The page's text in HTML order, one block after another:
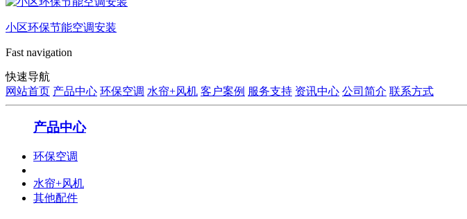
小区环保节能空调安装
Fast navigation
快速导航
网站首页 产品中心 环保空调 水帘+风机 客户案例 服务支持 资讯中心 公司简介 联系方式
产品中心
环保空调
水帘+风机
其他配件